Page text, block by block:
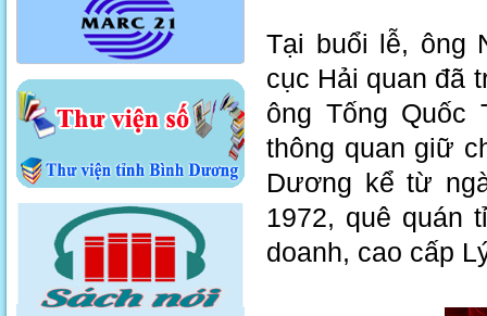
Tại buổi lễ, ông
cục Hải quan đã
ông Tống
thông quan giữ
Dương kể từ
1972, quê quán
doanh, cao cấp